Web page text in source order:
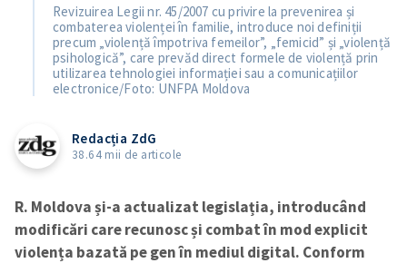
Revizuirea Legii nr. 45/2007 cu privire la prevenirea și
combaterea violenței în familie, introduce noi definiții
precum „violență împotriva femeilor”, „femicid” și „violență
psihologică”, care prevăd direct formele de violență prin
utilizarea tehnologiei informației sau a comunicațiilor
electronice/Foto: UNFPA Moldova
Redacția ZdG
38.64 mii de articole
R. Moldova și-a actualizat legislația, introducând
modificări care recunosc și combat în mod explicit
violența bazată pe gen în mediul digital. Conform